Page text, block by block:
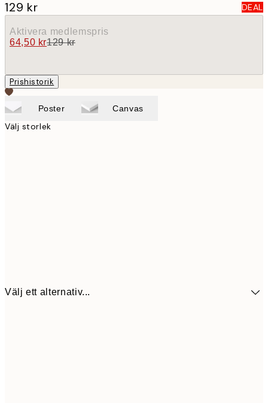
129 kr DEAL
Aktivera medlemspris
64,50 kr129 kr
Prishistorik
Poster Canvas
Välj storlek
Välj ett alternativ...